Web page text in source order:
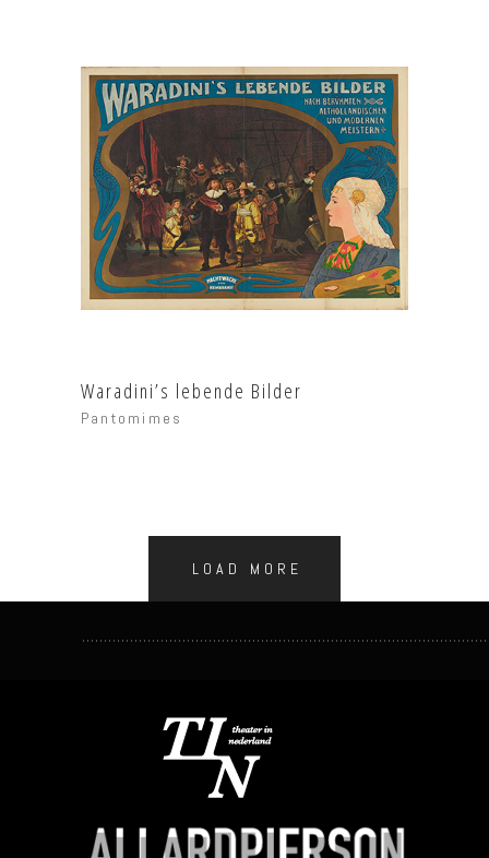
Waradini’s lebende Bilder
Pantomimes
LOAD MORE